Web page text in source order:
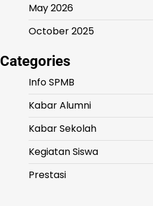
May 2026
October 2025
Categories
Info SPMB
Kabar Alumni
Kabar Sekolah
Kegiatan Siswa
Prestasi